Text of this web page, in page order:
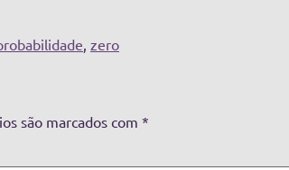
, zero
são marcados com *